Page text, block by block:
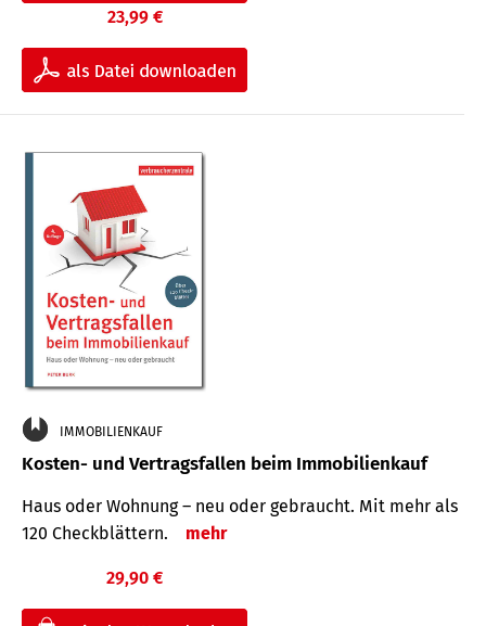
23,99 €
IMMOBILIENKAUF
Kosten- und Vertragsfallen beim Immobilienkauf
Haus oder Wohnung – neu oder gebraucht. Mit mehr als
120 Check­blättern.
mehr
29,90 €